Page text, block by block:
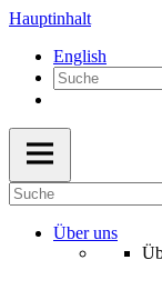
Hauptinhalt
English
Über uns